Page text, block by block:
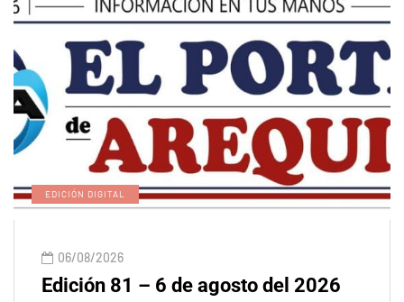
EDICIÓN DIGITAL
06/08/2026
Edición 81 – 6 de agosto del 2026